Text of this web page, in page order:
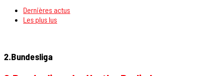
Dernières actus
Les plus lus
2.Bundesliga